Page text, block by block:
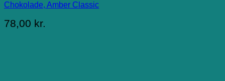
Chokolade, Amber Classic
78,00 kr.